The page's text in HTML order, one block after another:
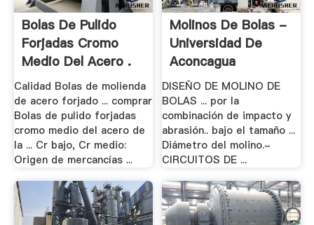
Bolas De Pulido
Forjadas Cromo
Medio Del Acero .
Calidad Bolas de molienda
de acero forjado ... comprar
Bolas de pulido forjadas
cromo medio del acero de
la ... Cr bajo, Cr medio:
Origen de mercancías ...
Molinos De Bolas -
Universidad De
Aconcagua
DISEÑO DE MOLINO DE
BOLAS ... por la
combinación de impacto y
abrasión.. bajo el tamaño ...
Diámetro del molino.-
CIRCUITOS DE ...